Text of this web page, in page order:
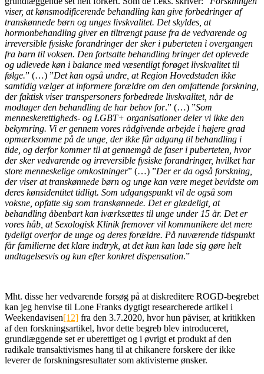
viser, at kønsmodificerende behandling kan give forbedringer af
transkønnede børn og unges livskvalitet. Det skyldes, at
hormonbehandling giver en tiltrængt pause fra de vedvarende og
irreversible fysiske forandringer der sker i puberteten i overgangen
fra barn til voksen. Den fortsatte behandling bringer det oplevede
og udlevede køn i balance med væsentligt forøget livskvalitet til
følge.” (…) ”Det kan også undre, at Region Hovedstaden ikke
samtidig vælger at informere forældre om den omfattende forskning,
der faktisk viser transpersoners forbedrede livskvalitet, når de
modtager den behandling de har behov for.” (…) ”Som
menneskerettigheds- og LGBT+ organisationer deler vi ikke den
bekymring. Vi er gennem vores rådgivende arbejde i højere grad
opmærksomme på de unge, der ikke får adgang til behandling i
tide, og derfor kommer til at gennemgå de faser i puberteten, hvor
der sker vedvarende og irreversible fysiske forandringer, hvilket har
store menneskelige omkostninger” (…) ”Der er da også forskning,
der viser at transkønnede børn og unge kan være meget bevidste om
deres kønsidentitet tidligt. Som udgangspunkt vil de også som
voksne, opfatte sig som transkønnede. Det er glædeligt, at
behandling åbenbart kan iværksættes til unge under 15 år. Det er
vores håb, at Sexologisk Klinik fremover vil kommunikere det mere
tydeligt overfor de unge og deres forældre. På nuværende tidspunkt
får familierne det klare indtryk, at det kun kan lade sig gøre helt
undtagelsesvis og kun efter konkret dispensation.”
Mht. disse her vedvarende forsøg på at diskreditere ROGD-begrebet
kan jeg henvise til Lone Franks dygtigt researcherede artikel i
Weekendavisen[12] fra den 3.7.2020, hvor hun påviser, at kritikken
af den forskningsartikel, hvor dette begreb blev introduceret,
grundlæggende set er uberettiget og i øvrigt et produkt af den
radikale transaktivismes hang til at chikanere forskere der ikke
leverer de forskningsresultater som aktivisterne ønsker.